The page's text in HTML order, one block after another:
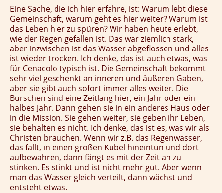
Eine Sache, die ich hier erfahre, ist: Warum lebt diese
Gemeinschaft, warum geht es hier weiter? Warum ist
das Leben hier zu spüren? Wir haben heute erlebt,
wie der Regen gefallen ist. Das war ziemlich stark,
aber inzwischen ist das Wasser abgeflossen und alles
ist wieder trocken. Ich denke, das ist auch etwas, was
für Cenacolo typisch ist. Die Gemeinschaft bekommt
sehr viel geschenkt an inneren und äußeren Gaben,
aber sie gibt auch sofort immer alles weiter. Die
Burschen sind eine Zeitlang hier, ein Jahr oder ein
halbes Jahr. Dann gehen sie in ein anderes Haus oder
in die Mission. Sie gehen weiter, sie geben ihr Leben,
sie behalten es nicht. Ich denke, das ist es, was wir als
Christen brauchen. Wenn wir z.B. das Regenwasser,
das fällt, in einen großen Kübel hineintun und dort
aufbewahren, dann fängt es mit der Zeit an zu
stinken. Es stinkt und ist nicht mehr gut. Aber wenn
man das Wasser gleich verteilt, dann wächst und
entsteht etwas.